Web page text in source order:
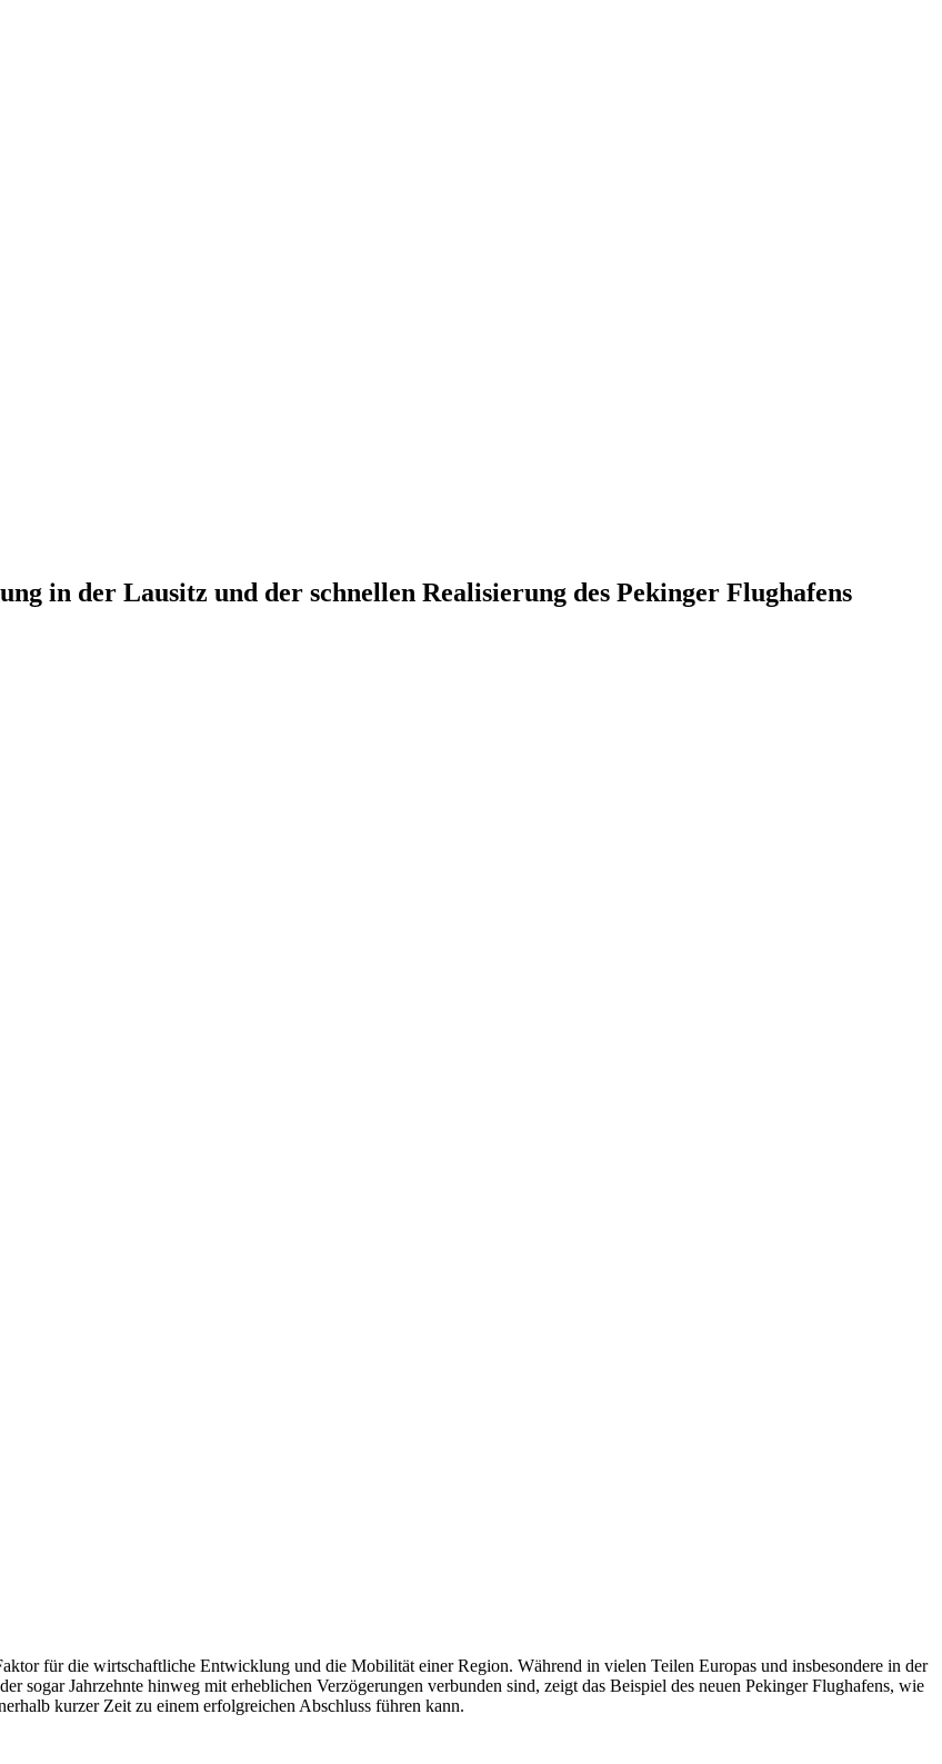
in der Lausitz und der schnellen Realisierung des Pekinger Flughafens
für die wirtschaftliche Entwicklung und die Mobilität einer Region. Während in vielen Teilen Europas und insbesondere in der
sogar Jahrzehnte hinweg mit erheblichen Verzögerungen verbunden sind, zeigt das Beispiel des neuen Pekinger Flughafens, wie
kurzer Zeit zu einem erfolgreichen Abschluss führen kann.